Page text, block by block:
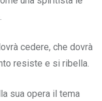
cedere, che dovrà
resiste e si ribella.
sua opera il tema